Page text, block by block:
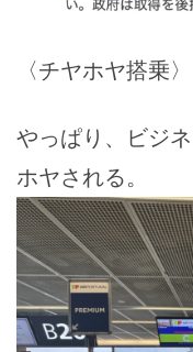
〈チヤホヤ搭乗〉
やっぱり、ビジ
ホヤされる。